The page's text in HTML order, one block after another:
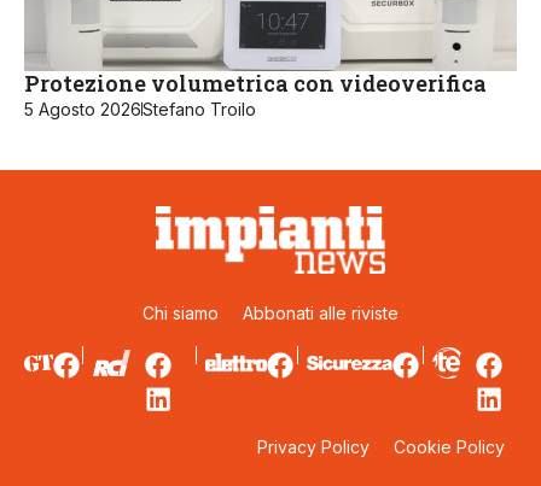
Protezione volumetrica con videoverifica
5 Agosto 2026Stefano Troilo
Chi siamo Abbonati alle riviste
Privacy Policy Cookie Policy